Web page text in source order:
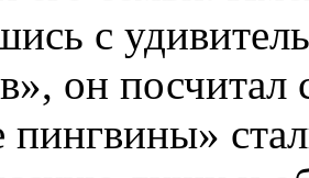
с
он посчитал
пингвины»